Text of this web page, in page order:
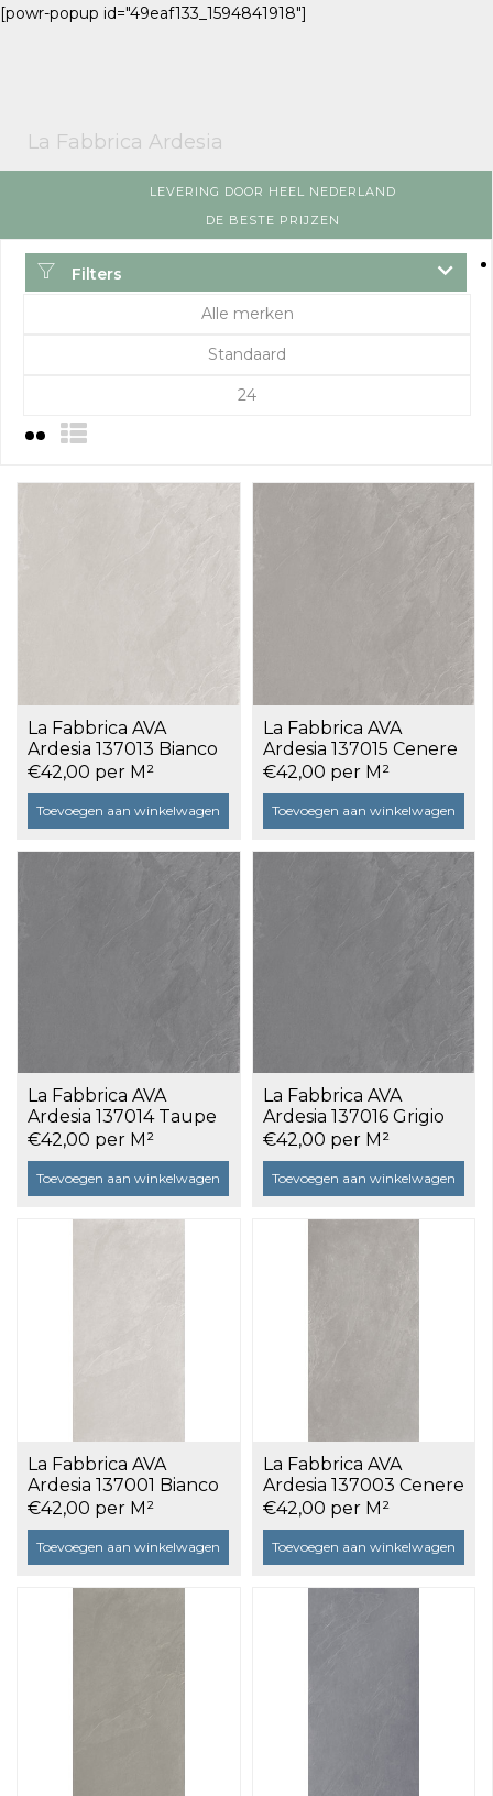
[powr-popup id="49eaf133_1594841918"]
La Fabbrica Ardesia
LEVERING DOOR HEEL NEDERLAND
DE BESTE PRIJZEN
Filters
Alle merken
Standaard
24
La Fabbrica AVA
Ardesia 137013 Bianco
80x80 a 1,28 m²
€42,00 per M²
Toevoegen aan winkelwagen
La Fabbrica AVA
Ardesia 137015 Cenere
80x80 a 1,28 m²
€42,00 per M²
Toevoegen aan winkelwagen
La Fabbrica AVA
Ardesia 137014 Taupe
80x80 a 1,28 m²
€42,00 per M²
Toevoegen aan winkelwagen
La Fabbrica AVA
Ardesia 137016 Grigio
80x80 a 1,28 m²
€42,00 per M²
Toevoegen aan winkelwagen
La Fabbrica AVA
Ardesia 137001 Bianco
60x120 a 1,44 m²
€42,00 per M²
Toevoegen aan winkelwagen
La Fabbrica AVA
Ardesia 137003 Cenere
60x120 a 1,44 m²
€42,00 per M²
Toevoegen aan winkelwagen